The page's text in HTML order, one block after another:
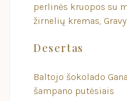
perlinės kruopos su
žirnelių kremas,
Desertas
Baltojo šokolado
šampano putėsiais